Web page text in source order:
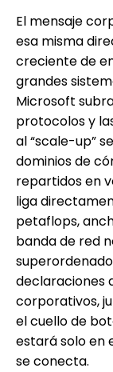
El mensaje
esa misma
creciente de
grandes
Microsoft
protocolos y
al “scale-up”
dominios de
repartidos en
liga
petaflops,
banda de red
declaraciones
corporativos,
el cuello de
estará solo en
se conecta.